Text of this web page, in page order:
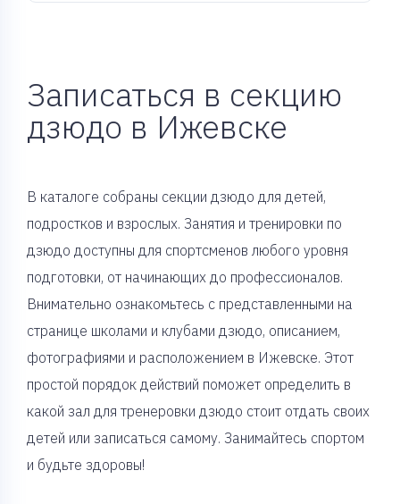
Записаться в секцию
дзюдо в Ижевске
В каталоге собраны секции дзюдо для детей,
подростков и взрослых. Занятия и тренировки по
дзюдо доступны для спортсменов любого уровня
подготовки, от начинающих до профессионалов.
Внимательно ознакомьтесь с представленными на
странице школами и клубами дзюдо, описанием,
фотографиями и расположением в Ижевске. Этот
простой порядок действий поможет определить в
какой зал для тренеровки дзюдо стоит отдать своих
детей или записаться самому. Занимайтесь спортом
и будьте здоровы!